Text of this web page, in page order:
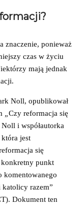
znaczenie, ponieważ
czas w życiu
mają jednak
Noll, opublikował
„Czy reformacja się
Noll i współautorka
jest
się
konkretny punkt
komentowanego
katolicy razem”
Dokument ten